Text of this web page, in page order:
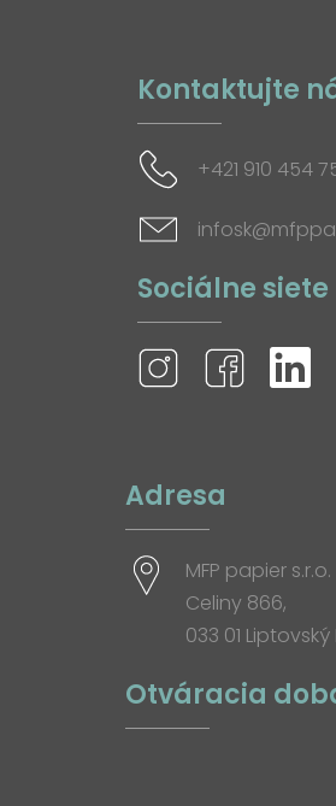
Kontaktujte
+421 910 454
Sociálne siete
Adresa
MFP papier s.r.o.
Celiny 866,
033 01
Otváracia